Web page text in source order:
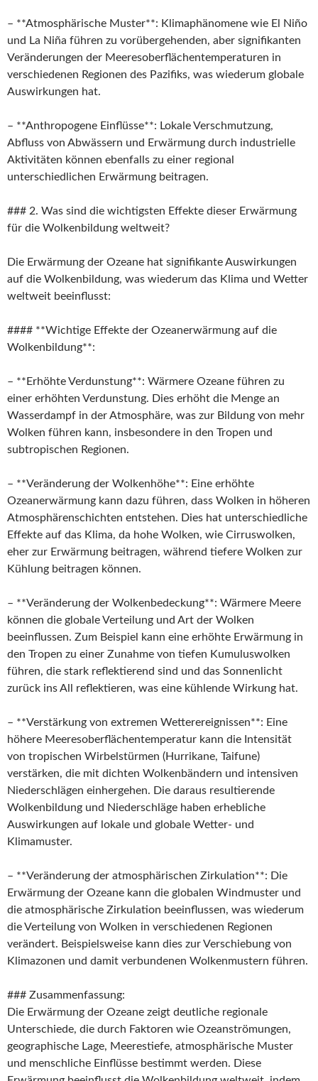
– **Atmosphärische Muster**: Klimaphänomene wie El Niño
und La Niña führen zu vorübergehenden, aber signifikanten
Veränderungen der Meeresoberflächentemperaturen in
verschiedenen Regionen des Pazifiks, was wiederum globale
Auswirkungen hat.
– **Anthropogene Einflüsse**: Lokale Verschmutzung,
Abfluss von Abwässern und Erwärmung durch industrielle
Aktivitäten können ebenfalls zu einer regional
unterschiedlichen Erwärmung beitragen.
### 2. Was sind die wichtigsten Effekte dieser Erwärmung
für die Wolkenbildung weltweit?
Die Erwärmung der Ozeane hat signifikante Auswirkungen
auf die Wolkenbildung, was wiederum das Klima und Wetter
weltweit beeinflusst:
#### **Wichtige Effekte der Ozeanerwärmung auf die
Wolkenbildung**:
– **Erhöhte Verdunstung**: Wärmere Ozeane führen zu
einer erhöhten Verdunstung. Dies erhöht die Menge an
Wasserdampf in der Atmosphäre, was zur Bildung von mehr
Wolken führen kann, insbesondere in den Tropen und
subtropischen Regionen.
– **Veränderung der Wolkenhöhe**: Eine erhöhte
Ozeanerwärmung kann dazu führen, dass Wolken in höheren
Atmosphärenschichten entstehen. Dies hat unterschiedliche
Effekte auf das Klima, da hohe Wolken, wie Cirruswolken,
eher zur Erwärmung beitragen, während tiefere Wolken zur
Kühlung beitragen können.
– **Veränderung der Wolkenbedeckung**: Wärmere Meere
können die globale Verteilung und Art der Wolken
beeinflussen. Zum Beispiel kann eine erhöhte Erwärmung in
den Tropen zu einer Zunahme von tiefen Kumuluswolken
führen, die stark reflektierend sind und das Sonnenlicht
zurück ins All reflektieren, was eine kühlende Wirkung hat.
– **Verstärkung von extremen Wetterereignissen**: Eine
höhere Meeresoberflächentemperatur kann die Intensität
von tropischen Wirbelstürmen (Hurrikane, Taifune)
verstärken, die mit dichten Wolkenbändern und intensiven
Niederschlägen einhergehen. Die daraus resultierende
Wolkenbildung und Niederschläge haben erhebliche
Auswirkungen auf lokale und globale Wetter- und
Klimamuster.
– **Veränderung der atmosphärischen Zirkulation**: Die
Erwärmung der Ozeane kann die globalen Windmuster und
die atmosphärische Zirkulation beeinflussen, was wiederum
die Verteilung von Wolken in verschiedenen Regionen
verändert. Beispielsweise kann dies zur Verschiebung von
Klimazonen und damit verbundenen Wolkenmustern führen.
### Zusammenfassung:
Die Erwärmung der Ozeane zeigt deutliche regionale
Unterschiede, die durch Faktoren wie Ozeanströmungen,
geographische Lage, Meerestiefe, atmosphärische Muster
und menschliche Einflüsse bestimmt werden. Diese